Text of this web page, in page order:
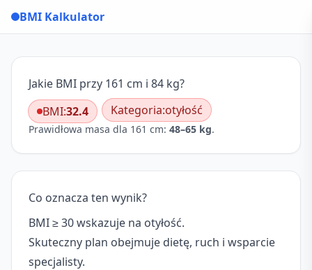
BMI Kalkulator
Jakie BMI przy 161 cm i 84 kg?
BMI:32.4 Kategoria:otyłość
Prawidłowa masa dla 161 cm: 48–65 kg.
Co oznacza ten wynik?
BMI ≥ 30 wskazuje na otyłość.
Skuteczny plan obejmuje dietę, ruch i wsparcie
specjalisty.